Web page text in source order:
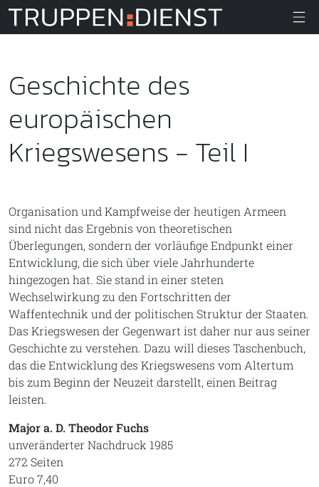
Truppendienst
Geschichte des
europäischen
Kriegswesens - Teil I
Organisation und Kampfweise der heutigen Armeen
sind nicht das Ergebnis von theoretischen
Überlegungen, sondern der vorläufige Endpunkt einer
Entwicklung, die sich über viele Jahrhunderte
hingezogen hat. Sie stand in einer steten
Wechselwirkung zu den Fortschritten der
Waffentechnik und der politischen Struktur der Staaten.
Das Kriegswesen der Gegenwart ist daher nur aus seiner
Geschichte zu verstehen. Dazu will dieses Taschenbuch,
das die Entwicklung des Kriegswesens vom Altertum
bis zum Beginn der Neuzeit darstellt, einen Beitrag
leisten.
Major a. D. Theodor Fuchs
unveränderter Nachdruck 1985
272 Seiten
Euro 7,40